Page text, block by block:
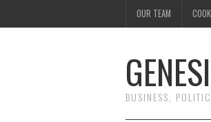
OUR TEAM
BUSINESS,